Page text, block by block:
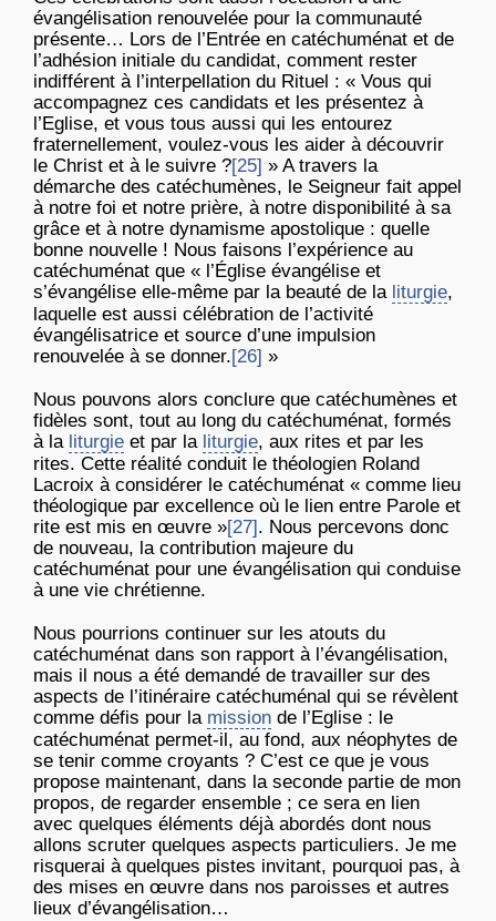
évangélisation renouvelée pour la communauté
présente… Lors de l’Entrée en catéchuménat et de
l’adhésion initiale du candidat, comment rester
indifférent à l’interpellation du Rituel : « Vous qui
accompagnez ces candidats et les présentez à
l’Eglise, et vous tous aussi qui les entourez
fraternellement, voulez-vous les aider à découvrir
le Christ et à le suivre ?[25] » A travers la
démarche des catéchumènes, le Seigneur fait appel
à notre foi et notre prière, à notre disponibilité à sa
grâce et à notre dynamisme apostolique : quelle
bonne nouvelle ! Nous faisons l’expérience au
catéchuménat que « l’Église évangélise et
s’évangélise elle-même par la beauté de la liturgie,
laquelle est aussi célébration de l’activité
évangélisatrice et source d’une impulsion
renouvelée à se donner.[26] »
Nous pouvons alors conclure que catéchumènes et
fidèles sont, tout au long du catéchuménat, formés
à la liturgie et par la liturgie, aux rites et par les
rites. Cette réalité conduit le théologien Roland
Lacroix à considérer le catéchuménat « comme lieu
théologique par excellence où le lien entre Parole et
rite est mis en œuvre »[27] . Nous percevons donc
de nouveau, la contribution majeure du
catéchuménat pour une évangélisation qui conduise
à une vie chrétienne.
Nous pourrions continuer sur les atouts du
catéchuménat dans son rapport à l’évangélisation,
mais il nous a été demandé de travailler sur des
aspects de l’itinéraire catéchuménal qui se révèlent
comme défis pour la mission de l’Eglise : le
catéchuménat permet-il, au fond, aux néophytes de
se tenir comme croyants ? C’est ce que je vous
propose maintenant, dans la seconde partie de mon
propos, de regarder ensemble ; ce sera en lien
avec quelques éléments déjà abordés dont nous
allons scruter quelques aspects particuliers. Je me
risquerai à quelques pistes invitant, pourquoi pas, à
des mises en œuvre dans nos paroisses et autres
lieux d’évangélisation…